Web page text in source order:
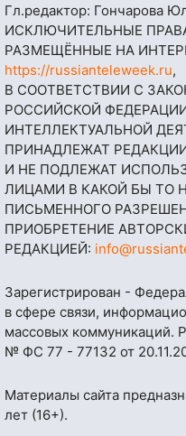
Гл.редактор: Гончарова
ИСКЛЮЧИТЕЛЬНЫЕ
РАЗМЕЩЁННЫЕ НА
https://russianteleweek.ru,
В СООТВЕТСТВИИ С
РОССИЙСКОЙ
ИНТЕЛЛЕКТУАЛЬНОЙ
ПРИНАДЛЕЖАТ
И НЕ ПОДЛЕЖАТ
ЛИЦАМИ В КАКОЙ БЫ ТО
ПИСЬМЕННОГО
ПРИОБРЕТЕНИЕ
РЕДАКЦИЕЙ:
Зарегистрирован -
в сфере связи,
массовых коммуникаций.
№ ФС 77 - 77132 от
Материалы сайта
лет (16+).